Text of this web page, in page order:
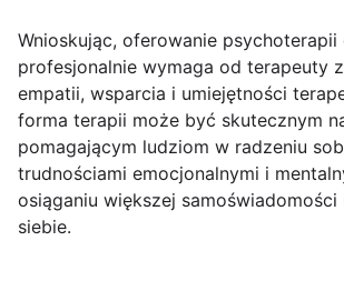
Wnioskując, oferowanie psychoterapii
profesjonalnie wymaga od terapeuty
empatii, wsparcia i umiejętności
forma terapii może być skutecznym
pomagającym ludziom w radzeniu
trudnościami emocjonalnymi i
osiąganiu większej samoświadomości
siebie.